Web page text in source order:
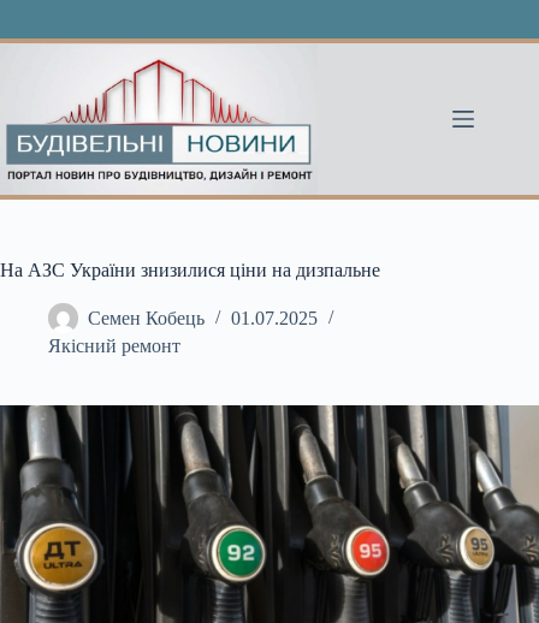
На АЗС України знизилися ціни на дизпальне
Семен Кобець
01.07.2025
Якісний ремонт